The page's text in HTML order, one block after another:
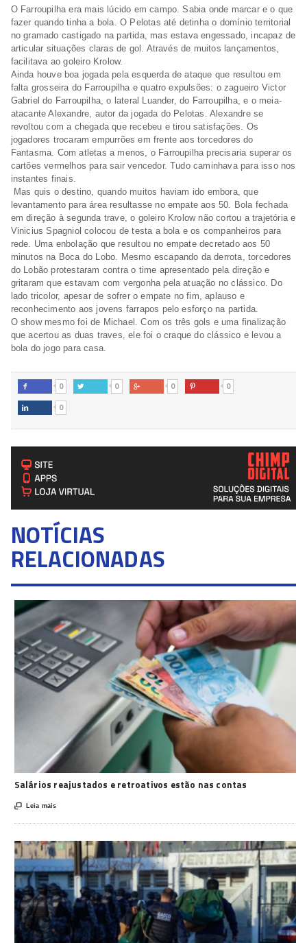
O Farroupilha era mais lúcido em campo. Sabia onde marcar e o que
fazer quando tinha a bola. O Pelotas até detinha o domínio territorial
no gramado castigado na partida, mas estava engessado, incapaz de
articular situações claras de gol. Através de muitos lançamentos,
facilitava ao goleiro Krolow.
Ainda houve boa jogada pela esquerda de ataque que resultou em
falta grosseira do Farroupilha e quatro expulsões: o zagueiro Victor
Gabriel do Farroupilha, o lateral Luander, do Farroupilha, e o meia-
atacante Alexandre, autor da jogada do Pelotas. Alexandre se
revoltou com a chegada que recebeu e tirou satisfações. Os
jogadores trocaram empurrões em frente aos torcedores do
Fantasma. Com atletas a menos, o Farroupilha precisaria superar os
cartões vermelhos para sair vencedor. Tudo caminhava para isso nos
instantes finais.
Mas quis o destino, quando muitos haviam ido embora, que
levantamento para área resultasse no empate aos 50. Bola fechada
em direção à segunda trave, o goleiro Krolow não cortou a trajetória e
Vinicius Spagniol colocou de testa a bola e os companheiros para
rede. Uma enbolação que resultou no empate decretado aos 50
minutos na Boca do Lobo. Mesmo escapando da derrota, torcedores
do Lobão protestaram contra o time apresentado pela direção e
gritaram que estavam com vergonha pela atuação no clássico. Do
lado tricolor, apesar de sofrer o empate no fim, aplauso e
reconhecimento aos jovens farrapos pelo esforço na partida.
O show mesmo foi de Michael. Com os três gols e uma finalização
que acertou as duas traves, ele foi o craque do clássico e levou a
bola do jogo para casa.
 0  0  0  0
 0
NOTÍCIAS
RELACIONADAS
Salários reajustados e retroativos estão nas contas
 Leia mais